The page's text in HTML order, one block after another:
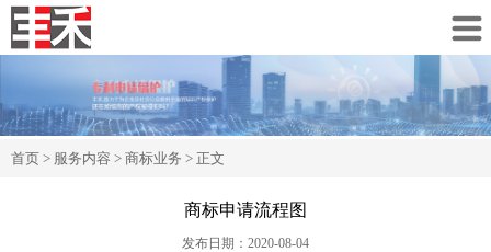
CLOSE
首页 > 服务内容 > 商标业务 > 正文
商标申请流程图
发布日期：2020-08-04